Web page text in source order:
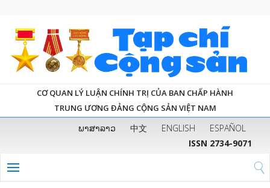
CƠ QUAN LÝ LUẬN CHÍNH TRỊ CỦA BAN CHẤP HÀNH
TRUNG ƯƠNG ĐẢNG CỘNG SẢN VIỆT NAM
ພາສາລາວ 中文 ENGLISH
ESPAÑOL
ISSN 2734-9071